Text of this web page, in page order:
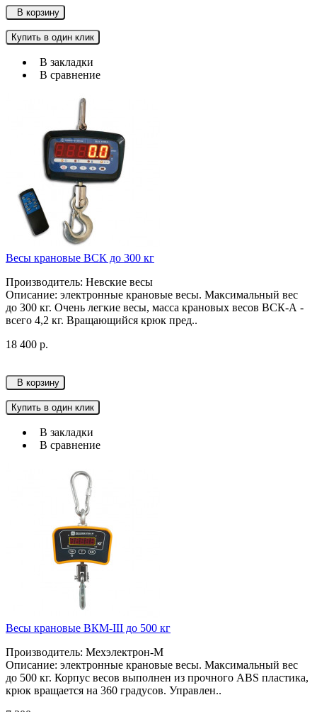
В корзину
Купить в один клик
В закладки
В сравнение
Весы крановые ВСК до 300 кг
Производитель: Невские весы
Описание: электронные крановые весы. Максимальный вес
до 300 кг. Очень легкие весы, масса крановых весов ВСК-А -
всего 4,2 кг. Вращающийся крюк пред..
18 400 р.
В корзину
Купить в один клик
В закладки
В сравнение
Весы крановые ВКМ-III до 500 кг
Производитель: Мехэлектрон-М
Описание: электронные крановые весы. Максимальный вес
до 500 кг. Корпус весов выполнен из прочного ABS пластика,
крюк вращается на 360 градусов. Управлен..